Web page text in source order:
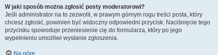
W jaki sposób można zgłosić posty moderatorowi?
Jeśli administrator na to zezwolił, w prawym górnym rogu treści posta, który
chcesz zgłosić, powinien być widoczny odpowiedni przycisk. Naciśnięcie tego
przycisku spowoduje przeniesienie cię do formularza, który po jego
wypełnieniu umożliwi wysłanie zgłoszenia.
Na górę